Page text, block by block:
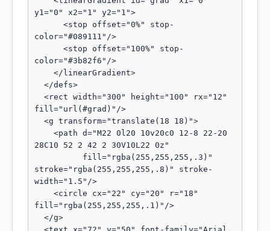
y1="0" x2="1" y2="1">
color="#089111"/>
color="#3b82f6"/>
fill="url(#grad)"/>
28C10 52 2 42 2 30V10L22 0z"
stroke="rgba(255,255,255,.8)" stroke-
width="1.5"/>
fill="rgba(255,255,255,.1)"/>